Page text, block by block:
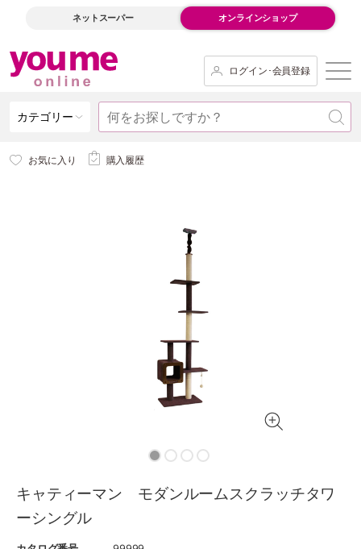
ネットスーパー オンラインショップ
ログイン･会員登録
カテゴリー
お気に入り 購入履歴
キャティーマン モダンルームスクラッチタワ
ーシングル